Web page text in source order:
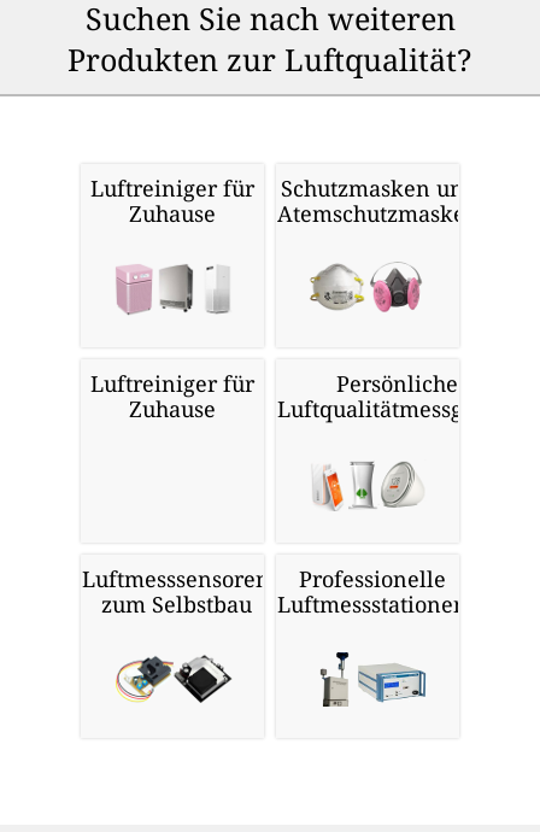
Suchen Sie nach weiteren
Produkten zur Luftqualität?
Luftreiniger für
Zuhause
Schutzmasken und
Atemschutzmasken
Luftreiniger für
Zuhause
Persönliche
Luftqualitätmessgeräte
Luftmesssensoren
zum Selbstbau
Professionelle
Luftmessstationen